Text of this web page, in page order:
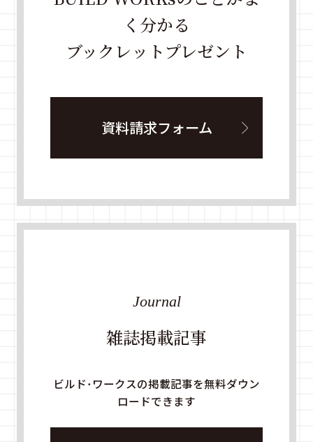
く分かる
ブックレットプレゼント
資料請求フォーム
雑誌掲載記事
Journal
ビルド・ワークスの掲載記事を無料ダウン
ロードできます